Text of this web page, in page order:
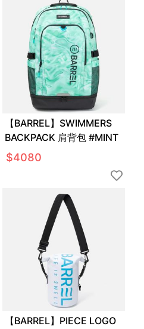
【BARREL】SWIMMERS
BACKPACK 肩背包 #MINT
$4080
【BARREL】PIECE LOGO